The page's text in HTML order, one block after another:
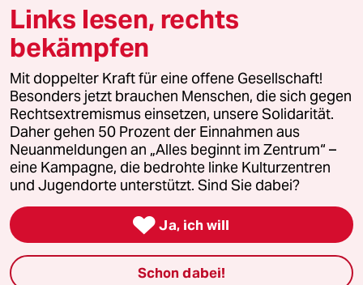
© 2026 taz Verlags und Vertriebs GmbH
Alle Rechte vorbehalten. Bei rechtlichen Fragen oder für Genehmigungen
wenden Sie sich bitte an
lizenzen@taz.de
Feedback Redaktionsstatut Kommune-Richtlinien
Leitlinie Informant Datenschutz Impressum AGB
Seitenwende Einwilligungen widerrufen (Ads)
Links lesen, rechts
bekämpfen
Mit doppelter Kraft für eine offene Gesellschaft!
Besonders jetzt brauchen Menschen, die sich gegen
Rechtsextremismus einsetzen, unsere Solidarität.
Daher gehen 50 Prozent der Einnahmen aus
Neuanmeldungen an „Alles beginnt im Zentrum“ –
eine Kampagne, die bedrohte linke Kulturzentren
und Jugendorte unterstützt. Sind Sie dabei?
 Ja, ich will
Schon dabei!